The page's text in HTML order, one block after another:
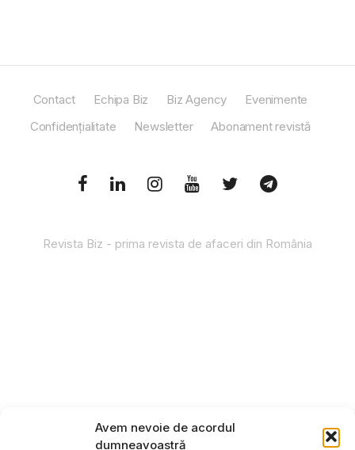
Avem nevoie de acordul
dumneavoastră
Contact Echipa Biz Biz Agency
Evenimente
Confidențialitate
Newsletter Abonament revistă
Revista Biz - prima revista de afaceri din România